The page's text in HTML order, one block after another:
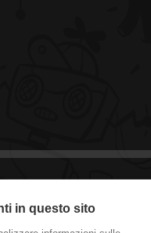
in questo sito